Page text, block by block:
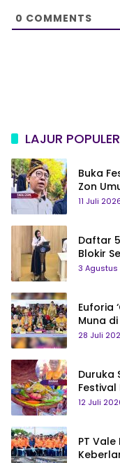
0 COMMENTS
LAJUR POPULER
Buka
Zon
Status
11 Juli
Daftar
Blokir
3 Agustus
Euforia
Muna
Saya
28 Juli
Duruka
Festival
hingga
12 Juli
PT